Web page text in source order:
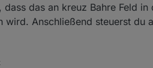
das an kreuz Bahre Feld
Anschließend steuerst du